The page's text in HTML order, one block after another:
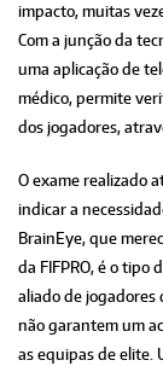
impacto, muitas
Com a junção da
uma aplicação de
médico, permite
dos jogadores,
O exame realizado
indicar a
BrainEye, que
da FIFPRO, é o
aliado de jogadores
não garantem um
as equipas de elite.